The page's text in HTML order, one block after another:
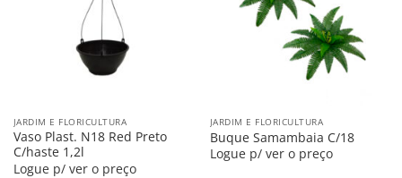
JARDIM E FLORICULTURA
Vaso Plast. N18 Red Preto
C/haste 1,2l
Logue p/ ver o preço
JARDIM E FLORICULTURA
Buque Samambaia C/18
Logue p/ ver o preço